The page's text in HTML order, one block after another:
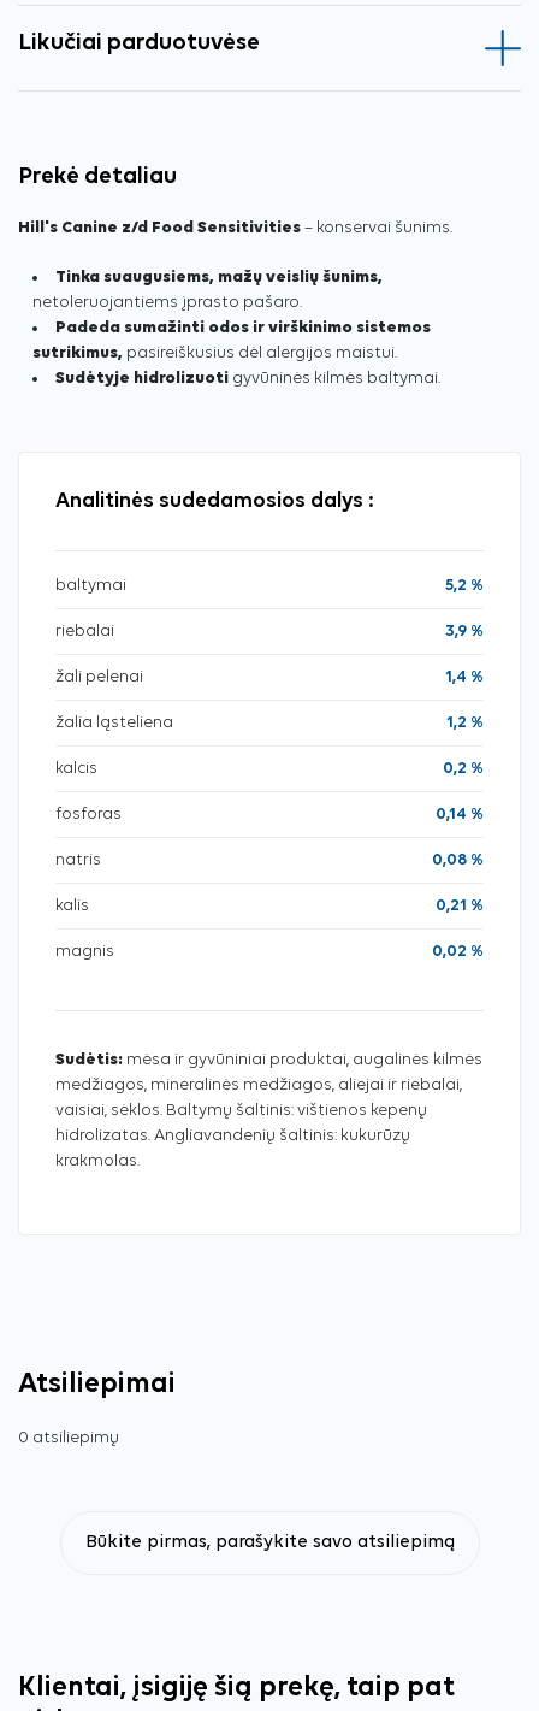
Likučiai parduotuvėse
Prekė detaliau
Hill's Canine z/d Food Sensitivities – konservai šunims.
Tinka suaugusiems, mažų veislių šunims,
netoleruojantiems įprasto pašaro.
Padeda sumažinti odos ir virškinimo sistemos
sutrikimus, pasireiškusius dėl alergijos maistui.
Sudėtyje hidrolizuoti gyvūninės kilmės baltymai.
Analitinės sudedamosios dalys :
baltymai 5,2 %
riebalai 3,9 %
žali pelenai 1,4 %
žalia ląsteliena 1,2 %
kalcis 0,2 %
fosforas 0,14 %
natris 0,08 %
kalis 0,21 %
magnis 0,02 %
Sudėtis: mėsa ir gyvūniniai produktai, augalinės kilmės
medžiagos, mineralinės medžiagos, aliejai ir riebalai,
vaisiai, sėklos. Baltymų šaltinis: vištienos kepenų
hidrolizatas. Angliavandenių šaltinis: kukurūzų
krakmolas.
Atsiliepimai
0 atsiliepimų
Būkite pirmas, parašykite savo atsiliepimą
Klientai, įsigiję šią prekę, taip pat